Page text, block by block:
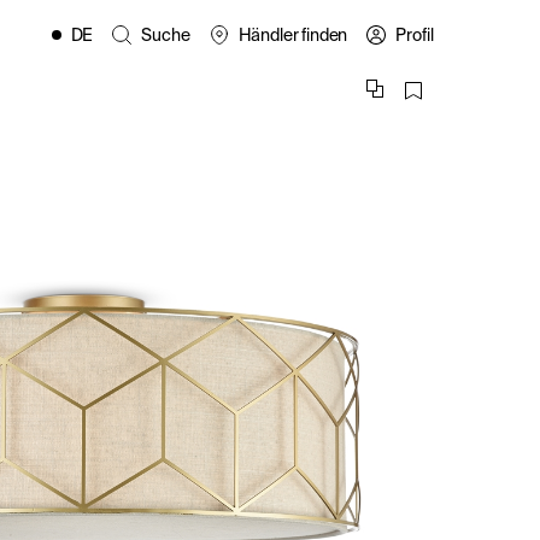
DE Suche Händler finden Profil